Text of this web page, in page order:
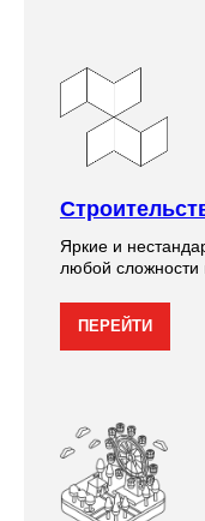
Яркие и
любой
ПЕРЕЙТИ